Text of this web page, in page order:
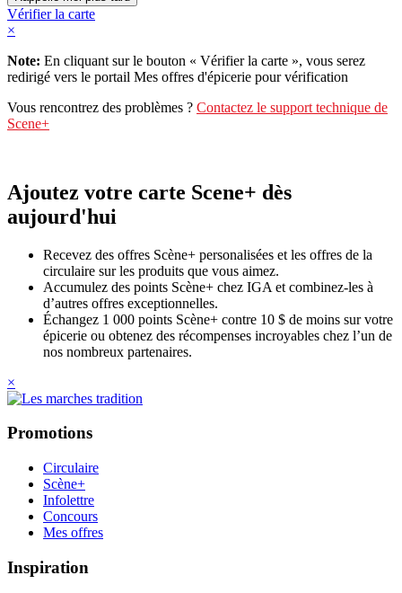
Vérifier la carte
×
Note: En cliquant sur le bouton « Vérifier la carte », vous serez
redirigé vers le portail Mes offres d'épicerie pour vérification
Vous rencontrez des problèmes ? Contactez le support technique de
Scene+
Ajoutez votre carte Scene+ dès
aujourd'hui
Recevez des offres Scène+ personalisées et les offres de la
circulaire sur les produits que vous aimez.
Accumulez des points Scène+ chez IGA et combinez-les à
d’autres offres exceptionnelles.
Échangez 1 000 points Scène+ contre 10 $ de moins sur votre
épicerie ou obtenez des récompenses incroyables chez l’un de
nos nombreux partenaires.
×
Promotions
Circulaire
Scène+
Infolettre
Concours
Mes offres
Inspiration